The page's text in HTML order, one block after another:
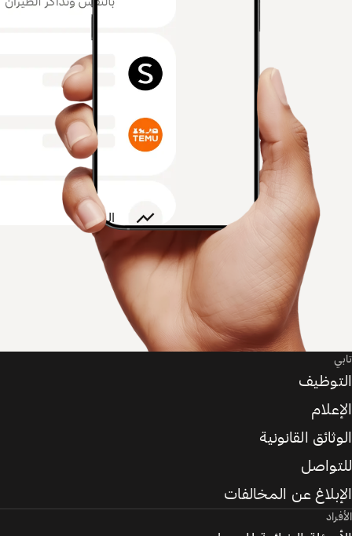
تابي
التوظيف
الإعلام
الوثائق القانونية
للتواصل
الإبلاغ عن المخالفات
الأفراد